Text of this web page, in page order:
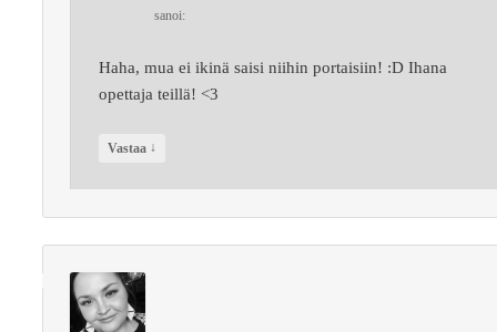
sanoi:
Haha, mua ei ikinä saisi niihin portaisiin! :D Ihana
opettaja teillä! <3
Vastaa ↓